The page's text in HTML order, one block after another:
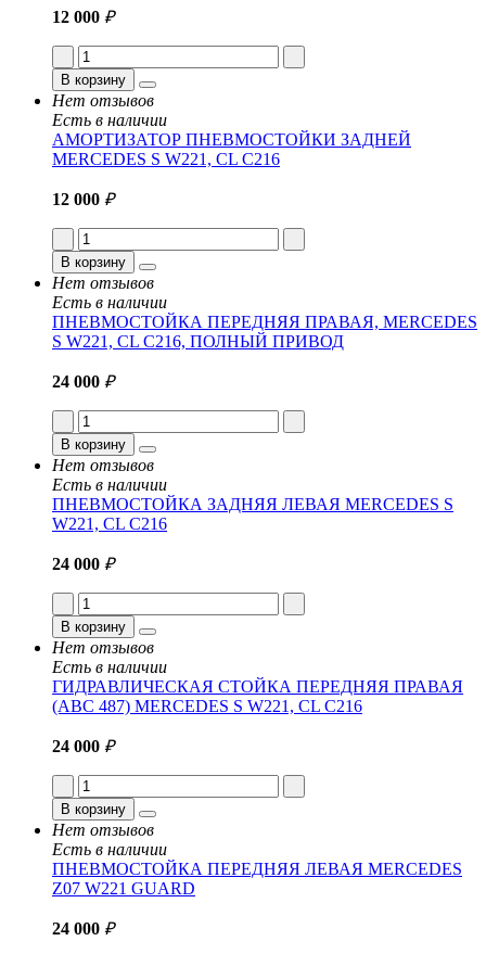
12 000 ₽
В корзину
Нет отзывов
Есть в наличии
АМОРТИЗАТОР ПНЕВМОСТОЙКИ ЗАДНЕЙ
MERCEDES S W221, CL C216
12 000 ₽
В корзину
Нет отзывов
Есть в наличии
ПНЕВМОСТОЙКА ПЕРЕДНЯЯ ПРАВАЯ, MERCEDES
S W221, CL C216, ПОЛНЫЙ ПРИВОД
24 000 ₽
В корзину
Нет отзывов
Есть в наличии
ПНЕВМОСТОЙКА ЗАДНЯЯ ЛЕВАЯ MERCEDES S
W221, CL C216
24 000 ₽
В корзину
Нет отзывов
Есть в наличии
ГИДРАВЛИЧЕСКАЯ СТОЙКА ПЕРЕДНЯЯ ПРАВАЯ
(ABC 487) MERCEDES S W221, CL C216
24 000 ₽
В корзину
Нет отзывов
Есть в наличии
ПНЕВМОСТОЙКА ПЕРЕДНЯЯ ЛЕВАЯ MERCEDES
Z07 W221 GUARD
24 000 ₽